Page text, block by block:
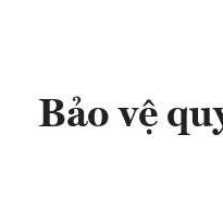
Bảo vệ